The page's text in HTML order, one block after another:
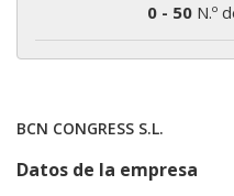
0 - 50 N.º
BCN CONGRESS S.L.
Datos de la empresa